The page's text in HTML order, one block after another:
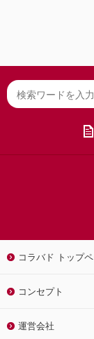
コラバド トップ
コンセプト
運営会社